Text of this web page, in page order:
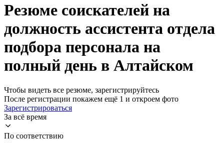
Резюме соискателей на
должность ассистента отдела
подбора персонала на
полный день в Алтайском
Чтобы видеть все резюме, зарегистрируйтесь
После регистрации покажем ещё 1 и откроем фото
Зарегистрироваться
За всё время
По соответствию